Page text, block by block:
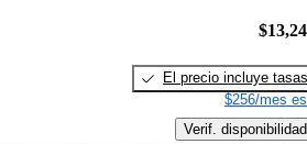
El precio incluye tasas
$256/mes
Verif. disponibilidad